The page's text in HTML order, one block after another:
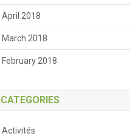
April 2018
March 2018
February 2018
CATEGORIES
Activités